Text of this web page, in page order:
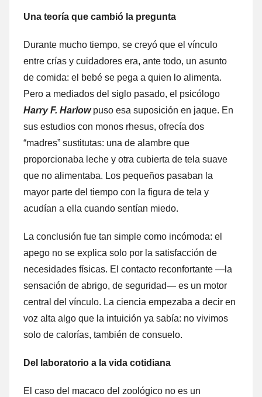
Una teoría que cambió la pregunta
Durante mucho tiempo, se creyó que el vínculo
entre crías y cuidadores era, ante todo, un asunto
de comida: el bebé se pega a quien lo alimenta.
Pero a mediados del siglo pasado, el psicólogo
Harry F. Harlowpuso esa suposición en jaque. En
sus estudios con monos rhesus, ofrecía dos
“madres” sustitutas: una de alambre que
proporcionaba leche y otra cubierta de tela suave
que no alimentaba. Los pequeños pasaban la
mayor parte del tiempo con la figura de tela y
acudían a ella cuando sentían miedo.
La conclusión fue tan simple como incómoda: el
apego no se explica solo por la satisfacción de
necesidades físicas. El contacto reconfortante —la
sensación de abrigo, de seguridad— es un motor
central del vínculo. La ciencia empezaba a decir en
voz alta algo que la intuición ya sabía: no vivimos
solo de calorías, también de consuelo.
Del laboratorio a la vida cotidiana
El caso del macaco del zoológico no es un